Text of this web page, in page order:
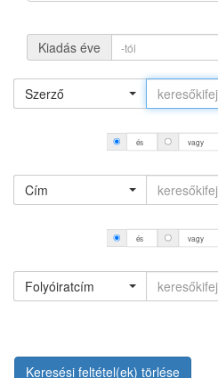
Kiadás éve
Szerző
és vagy
Cím
és vagy
Folyóiratcím
Keresési feltétel(ek) törlése